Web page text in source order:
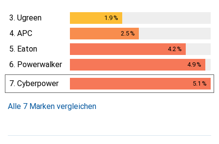
3. Ugreen 1.9%
4. APC 2.5%
5. Eaton 4.2%
6. Powerwalker 4.9%
4.9%
7. Cyberpower 5.1 %
5.1%
Alle 7 Marken vergleichen